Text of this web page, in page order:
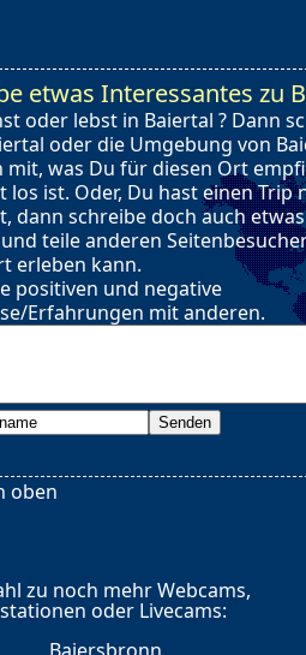
etwas Interessantes zu
oder lebst in Baiertal ? Dann
oder die Umgebung von
mit, was Du für diesen Ort
los ist. Oder, Du hast einen Trip
dann schreibe doch auch
teile anderen
erleben kann.
positiven und negative
Erfahrungen mit anderen.
oben
zu noch mehr Webcams,
oder Livecams: